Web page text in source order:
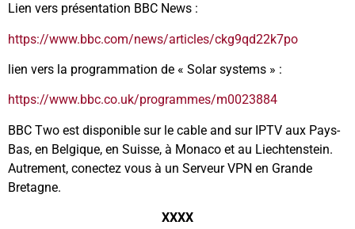
Lien vers présentation BBC News :
https://www.bbc.com/news/articles/ckg9qd22k7po
lien vers la programmation de « Solar systems » :
https://www.bbc.co.uk/programmes/m0023884
BBC Two est disponible sur le cable and sur IPTV aux Pays-
Bas, en Belgique, en Suisse, à Monaco et au Liechtenstein.
Autrement, conectez vous à un Serveur VPN en Grande
Bretagne.
XXXX